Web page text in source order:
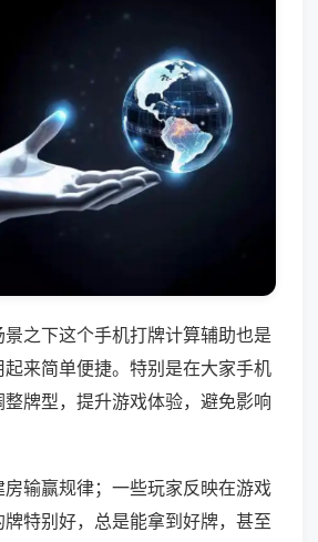
之下这个手机打牌计算辅助也是
来简单便捷。特别是在大家手机
牌型，提升游戏体验，避免影响
输赢规律；一些玩家反映在游戏
特别好，总是能拿到好牌，甚至